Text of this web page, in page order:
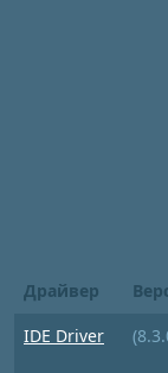
Драйвер
IDE Driver